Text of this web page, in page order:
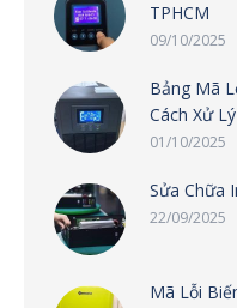
TPHCM
09/10/2025
Bảng Mã
Cách Xử Lý
01/10/2025
Sửa Chữa
22/09/2025
Mã Lỗi